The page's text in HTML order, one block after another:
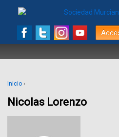
Inicio ›
Nicolas Lorenzo